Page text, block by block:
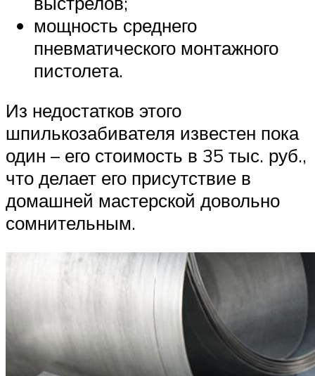
мощность среднего
пневматического монтажного
пистолета.
Из недостатков этого
шпилькозабивателя известен пока
один – его стоимость в 35 тыс. руб.,
что делает его присутствие в
домашней мастерской довольно
сомнительным.